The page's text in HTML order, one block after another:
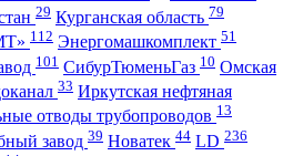
29 Курганская область 79
112 Энергомашкомплект 51
101 СибурТюменьГаз 10 Омская
33 Иркутская нефтяная
отводы трубопроводов 13
завод 39 Новатек 44 LD 236